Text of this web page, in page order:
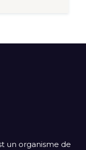
un organisme de